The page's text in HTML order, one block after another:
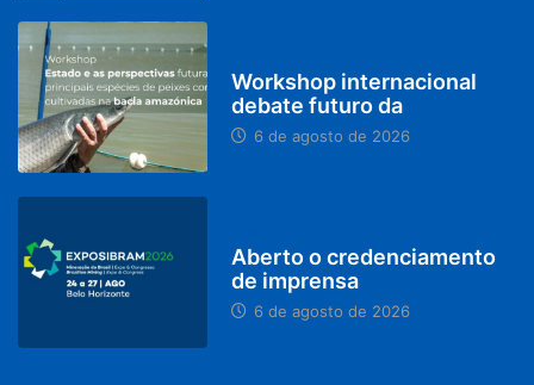
Workshop internacional
debate futuro da
6 de agosto de 2026
Aberto o credenciamento
de imprensa
6 de agosto de 2026